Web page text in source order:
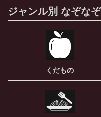
ジャンル別 なぞなぞ
くだもの